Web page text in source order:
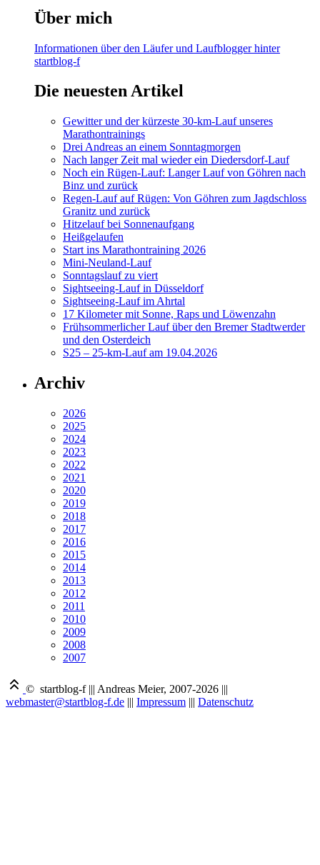
Über mich
Informationen über den Läufer und Laufblogger hinter
startblog-f
Die neuesten Artikel
Gewitter und der kürzeste 30-km-Lauf unseres
Marathontrainings
Drei Andreas an einem Sonntagmorgen
Nach langer Zeit mal wieder ein Diedersdorf-Lauf
Noch ein Rügen-Lauf: Langer Lauf von Göhren nach
Binz und zurück
Regen-Lauf auf Rügen: Von Göhren zum Jagdschloss
Granitz und zurück
Hitzelauf bei Sonnenaufgang
Heißgelaufen
Start ins Marathontraining 2026
Mini-Neuland-Lauf
Sonntagslauf zu viert
Sightseeing-Lauf in Düsseldorf
Sightseeing-Lauf im Ahrtal
17 Kilometer mit Sonne, Raps und Löwenzahn
Frühsommerlicher Lauf über den Bremer Stadtwerder
und den Osterdeich
S25 – 25-km-Lauf am 19.04.2026
Archiv
2026
2025
2024
2023
2022
2021
2020
2019
2018
2017
2016
2015
2014
2013
2012
2011
2010
2009
2008
2007
© startblog-f ||| Andreas Meier, 2007-2026 |||
webmaster@startblog-f.de ||| Impressum ||| Datenschutz